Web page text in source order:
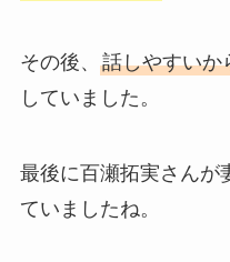
その後、 話しやすいか
していました。
最後に百瀬拓実さんが
ていましたね。